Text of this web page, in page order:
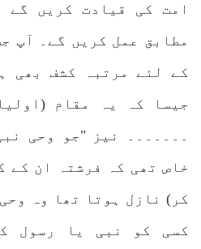
امت کی قیادت کریں گے
مطابق عمل کریں گے۔ آپ
کے لئے مرتبہ کشف بھی
جیسا کہ یہ مقام
۔۔۔۔۔۔۔ نیز "جو وحی
خاص تھی کہ فرشتہ ان کے
کر) نازل ہوتا تھا وہ
کسی کو نبی یا رسول